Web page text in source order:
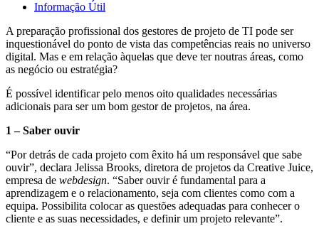
Informação Útil
A preparação profissional dos gestores de projeto de TI pode ser
inquestionável do ponto de vista das competências reais no universo
digital. Mas e em relação àquelas que deve ter noutras áreas, como
as negócio ou estratégia?
É possível identificar pelo menos oito qualidades necessárias
adicionais para ser um bom gestor de projetos, na área.
1 ‒ Saber ouvir
“Por detrás de cada projeto com êxito há um responsável que sabe
ouvir”, declara Jelissa Brooks, diretora de projetos da Creative Juice,
empresa de webdesign. “Saber ouvir é fundamental para a
aprendizagem e o relacionamento, seja com clientes como com a
equipa. Possibilita colocar as questões adequadas para conhecer o
cliente e as suas necessidades, e definir um projeto relevante”.